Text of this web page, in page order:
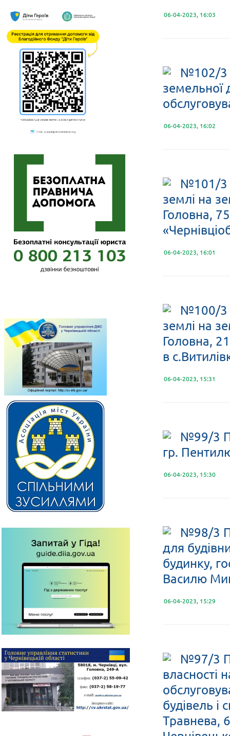
06-04-2023, 16:03
№102/3
земельної
06-04-2023, 16:02
№101/3
землі на
Головна,
06-04-2023, 16:01
№100/3
землі на
Головна,
в
06-04-2023, 15:31
№99/3
гр.
06-04-2023, 15:30
№98/3
для
будинку,
Василю
06-04-2023, 15:29
№97/3
власності
будівель і
Травнева,